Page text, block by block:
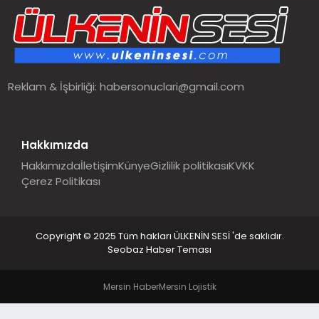
SPOR
MALATYA HABERLERI
Reklam & İşbirliği:habersonuclari@gmail.com
Hakkımızda
HakkımızdaİletişimKünyeGizlilik politikasıKVKK
Çerez Politikası
Copyright © 2025 Tüm hakları ÜLKENİN SESİ 'de saklıdır.
Seobaz Haber Teması
Mersin HaberMersin Lojistik